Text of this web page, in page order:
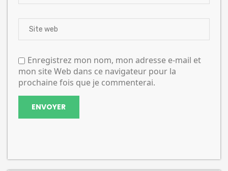
Enregistrez mon nom, mon adresse e-mail et
mon site Web dans ce navigateur pour la
prochaine fois que je commenterai.